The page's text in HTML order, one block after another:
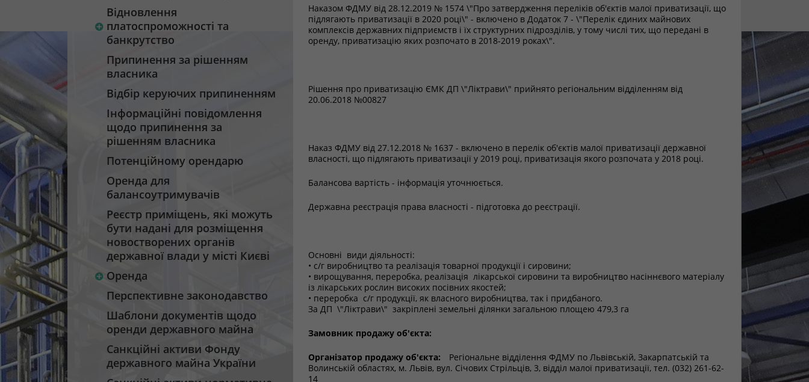
Відновлення
платоспроможності та
банкрутство
Припинення за рішенням
власника
Відбір керуючих припиненням
Інформаційні повідомлення
щодо припинення за
рішенням власника
Потенційному орендарю
Оренда для
балансоутримувачів
Реєстр приміщень, які можуть
бути надані для розміщення
новостворених органів
державної влади у місті Києві
Оренда
Перспективне законодавство
Шаблони документів щодо
оренди державного майна
Санкційні активи Фонду
державного майна України
Наказом ФДМУ від 28.12.2019 № 1574 \"Про затвердження переліків об'єктів малої приватизації, що
підлягають приватизації в 2020 році\" - включено в Додаток 7 - \"Перелік єдиних майнових
комплексів державних підприємств і їх структурних підрозділів, у тому числі тих, що передані в
оренду, приватизацію яких розпочато в 2018-2019 роках\".
Рішення про приватизацію ЄМК ДП \"Ліктрави\" прийнято регіональним відділенням від
20.06.2018 №00827
Наказ ФДМУ від 27.12.2018 № 1637 - включено в перелік об'єктів малої приватизації державної
власності, що підлягають приватизації у 2019 році, приватизація якого розпочата у 2018 році.
Балансова вартість - інформація уточнюється.
Державна реєстрація права власності - підготовка до реєстрації.
Основні види діяльності:
• с/г виробництво та реалізація товарної продукції і сировини;
• вирощування, переробка, реалізація лікарської сировини та виробництво насіннєвого матеріалу
із лікарських рослин високих посівних якостей;
• переробка с/г продукції, як власного виробництва, так і придбаного.
За ДП \"Ліктрави\" закріплені земельні ділянки загальною площею 479,3 га
Замовник продажу об'єкта:
Організатор продажу об'єкта:
Регіональне відділення ФДМУ по Львівській, Закарпатській та
Волинській областях, м. Львів, вул. Січових Стрільців, 3, відділ малої приватизації, тел. (032) 261-62-
14